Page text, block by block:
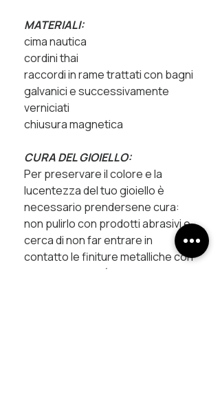
MATERIALI:
cima nautica
cordini thai
raccordi in rame trattati con bagni
galvanici e successivamente
verniciati
chiusura magnetica
CURA DEL GIOIELLO:
Per preservare il colore e la
lucentezza del tuo gioiello è
necessario prendersene cura:
non pulirlo con prodotti abrasivi e
cerca di non far entrare in
contatto le finiture metalliche con
prodotti chimici (creme, profumi